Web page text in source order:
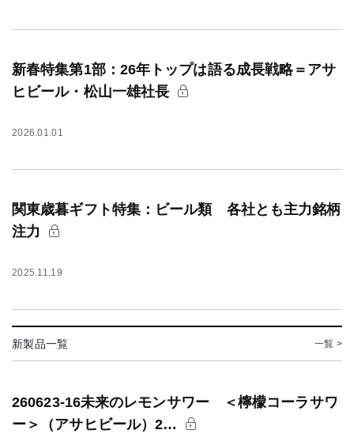
新春特集第1部：26年トップは語る成長戦略＝アサ
ヒビール・松山一雄社長
2026.01.01
関東歳暮ギフト特集：ビール類 各社とも主力銘柄
注力
2025.11.19
新製品一覧 一覧 >
260623-16未来のレモンサワー ＜檸檬コーラサワ
ー＞（アサヒビール）2…